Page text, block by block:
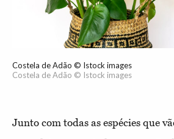
Costela de Adão © Istock images
Costela de Adão © Istock images
Junto com todas as espécies que